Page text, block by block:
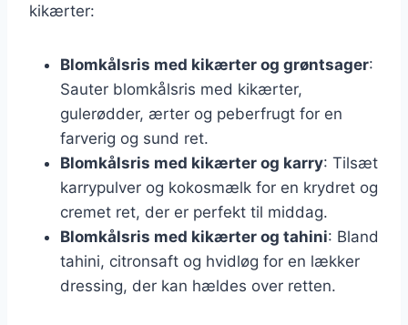
kikærter:
Blomkålsris med kikærter og grøntsager:
Sauter blomkålsris med kikærter,
gulerødder, ærter og peberfrugt for en
farverig og sund ret.
Blomkålsris med kikærter og karry: Tilsæt
karrypulver og kokosmælk for en krydret og
cremet ret, der er perfekt til middag.
Blomkålsris med kikærter og tahini: Bland
tahini, citronsaft og hvidløg for en lækker
dressing, der kan hældes over retten.